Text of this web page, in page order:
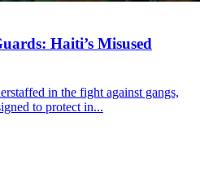
Haiti’s Misused
in the fight against gangs,
to protect in...